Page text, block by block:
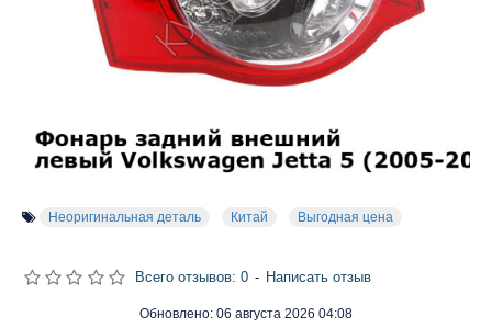
Неоригинальная деталь Китай Выгодная цена
Обновлено: 06 августа 2026 04:08
Всего отзывов: 0 - Написать отзыв